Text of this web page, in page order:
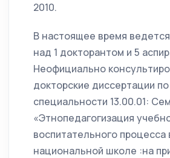
2010.
В настоящее время
над 1 докторантом и 5
Неофициально
докторские диссертации по
специальности 13.00.01:
«Этнопедагогизация
воспитательного процесса
национальной школе :на